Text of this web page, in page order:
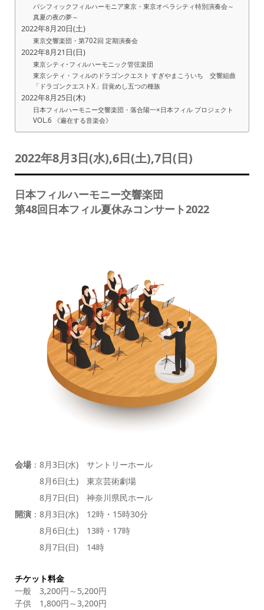
パシフィックフィルハーモニア東京・東京オペラシティ特別演奏会～
真夏の夜の夢～
2022年8月20日(土)
東京交響楽団・第702回 定期演奏会
2022年8月21日(日)
東京シティ･フィルハーモニック管弦楽団
東京シティ・フィルのドラゴンクエスト すぎやまこういち 交響組曲
「ドラゴンクエストX」目覚めし五つの種族
2022年8月25日(木)
日本フィルハーモニー交響楽団・落合陽一×日本フィル プロジェクト
VOL.6 《遍在する音楽会》
2022年8月3日(水),6日(土),7日(日)
日本フィルハーモニー交響楽団
第48回日本フィル夏休みコンサート2022
会場：8月3日(水) サントリーホール
8月6日(土) 東京芸術劇場
8月7日(日) 神奈川県民ホール
開演：8月3日(水) 12時・15時30分
8月6日(土) 13時・17時
8月7日(日) 14時
チケット料金
一般 3,200円～5,200円
子供 1,800円～3,200円